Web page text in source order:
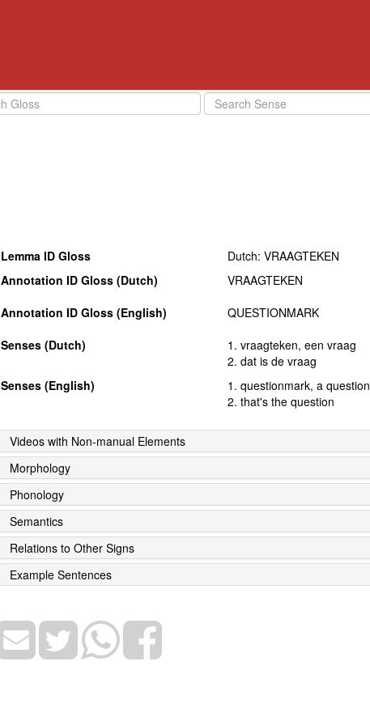
Lemma ID Gloss
Dutch: VRAAGTEKEN
Annotation ID Gloss (Dutch)
VRAAGTEKEN
Annotation ID Gloss (English)
QUESTIONMARK
Senses (Dutch)
1. vraagteken, een vraag
2. dat is de vraag
Senses (English)
1. questionmark, a question
2. that's the question
Videos with Non-manual Elements
Morphology
Phonology
Semantics
Relations to Other Signs
Example Sentences